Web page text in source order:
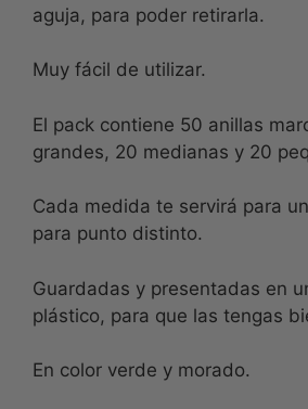
aguja, para poder retirarla.
Muy fácil de utilizar.
El pack contiene 50 anillas
grandes, 20 medianas y 20
Cada medida te servirá para
para punto distinto.
Guardadas y presentadas en
plástico, para que las tengas
En color verde y morado.